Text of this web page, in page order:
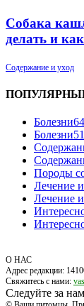
Собака
делать и
Содержание и уход
Болезни
Болезни
Породы
Лечение
Лечение
О НАС
Адрес редакции:
Свяжитесь с нами:
Следуйте за